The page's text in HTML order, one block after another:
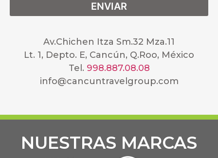
ENVIAR
Av.Chichen Itza Sm.32 Mza.11
Lt. 1, Depto. E, Cancún, Q.Roo, México
Tel. 998.887.08.08
info@cancuntravelgroup.com
NUESTRAS MARCAS